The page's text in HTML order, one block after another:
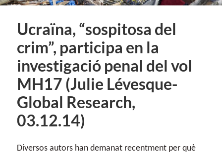
Ucraïna, “sospitosa del
crim”, participa en la
investigació penal del vol
MH17 (Julie Lévesque-
Global Research,
03.12.14)
Diversos autors han demanat recentment per què